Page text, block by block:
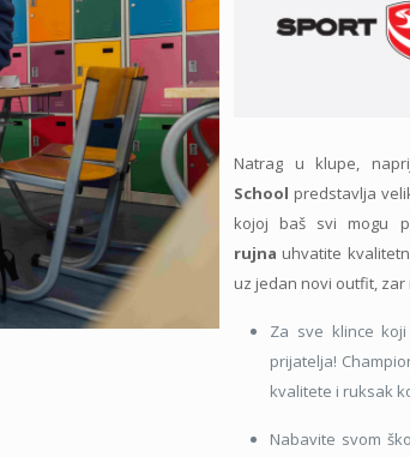
Natrag u klupe,
School predstavlja
kojoj baš svi mogu
rujna uhvatite
uz jedan novi outfit, zar
Za sve klince
prijatelja!
kvalitete i ruksak
Nabavite svom